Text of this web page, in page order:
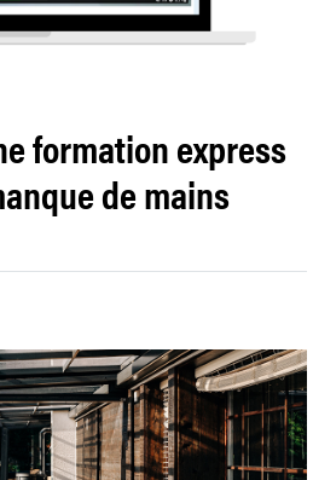
formation express
de mains